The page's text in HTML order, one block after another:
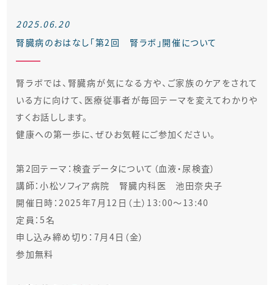
2025.06.20
腎臓病のおはなし「第2回 腎ラボ」開催について
腎ラボでは、腎臓病が気になる方や、ご家族のケアをされて
いる方に向けて、医療従事者が毎回テーマを変えてわかりや
すくお話しします。
健康への第一歩に、ぜひお気軽にご参加ください。
第2回テーマ：検査データについて（血液・尿検査）
講師：小松ソフィア病院 腎臓内科医 池田奈央子
開催日時：2025年7月12日（土）13:00～13:40
定員：5名
申し込み締め切り：7月4日（金）
参加無料